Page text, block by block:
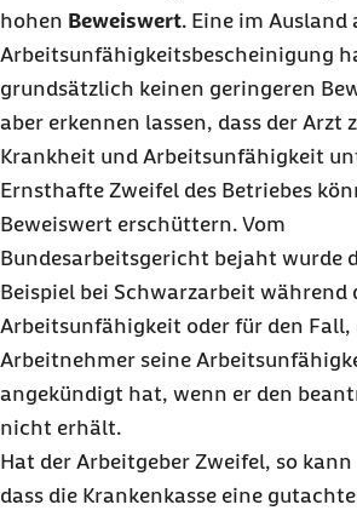
hohen Beweiswert. Eine im Ausland
Arbeitsunfähigkeitsbescheinigung
grundsätzlich keinen geringeren
aber erkennen lassen, dass der Arzt
Krankheit und Arbeitsunfähigkeit
Ernsthafte Zweifel des Betriebes
Beweiswert erschüttern. Vom
Bundesarbeitsgericht bejaht wurde
Beispiel bei Schwarzarbeit während
Arbeitsunfähigkeit oder für den Fall,
Arbeitnehmer seine
angekündigt hat, wenn er den
nicht erhält.
Hat der Arbeitgeber Zweifel, so
dass die Krankenkasse eine